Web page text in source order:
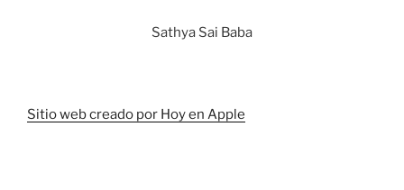
Sathya Sai Baba
Sitio web creado por Hoy en Apple